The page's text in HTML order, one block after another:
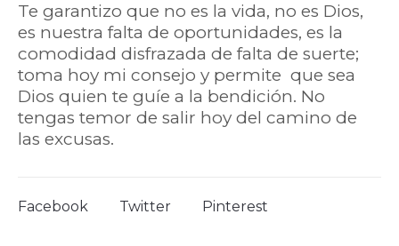
Te garantizo que no es la vida, no es Dios,
es nuestra falta de oportunidades, es la
comodidad disfrazada de falta de suerte;
toma hoy mi consejo y permite que sea
Dios quien te guíe a la bendición. No
tengas temor de salir hoy del camino de
las excusas.
Facebook Twitter Pinterest